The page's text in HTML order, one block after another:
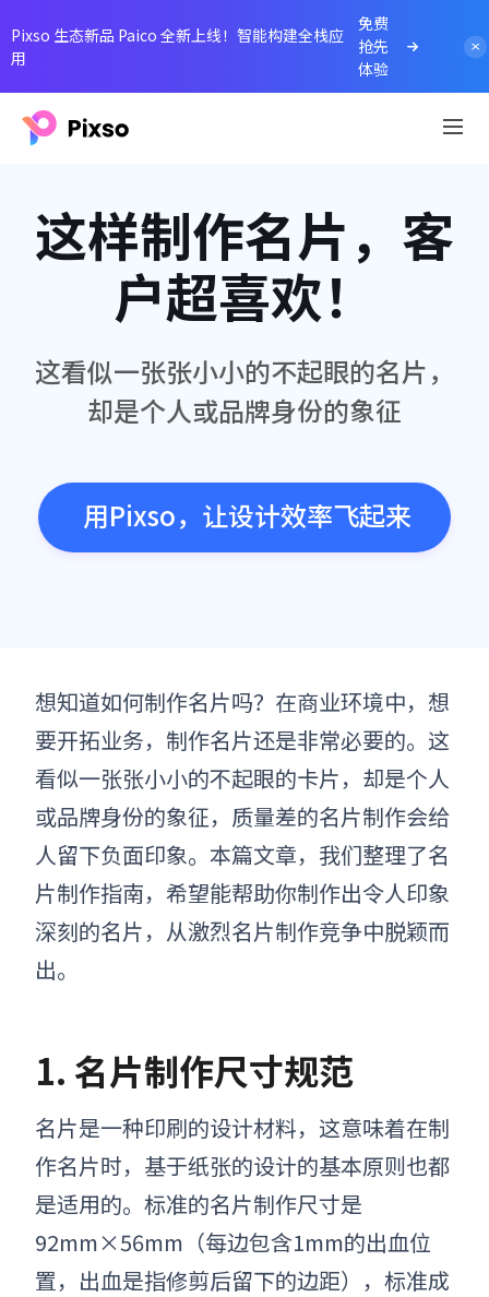
Pixso 生态新品 Paico 全新上线！智能构建全栈应
用
免费
抢先
体验
这样制作名片，客
户超喜欢！
这看似一张张小小的不起眼的名片，
却是个人或品牌身份的象征
用Pixso，让设计效率飞起来
想知道如何制作名片吗？在商业环境中，想
要开拓业务， 制作名片还是非常必要的。这
看似一张张小小的不起眼的卡片，却是个人
或品牌身份的象征，质量差的名片制作会给
人留下负面印象。本篇文章，我们整理了名
片制作指南，希望能帮助你制作出令人印象
深刻的名片，从激烈名片制作竞争中脱颖而
出。
1. 名片制作尺寸规范
名片是一种印刷的设计材料，这意味着在制
作名片时，基于纸张的设计的基本原则也都
是适用的。标准的名片制作尺寸是
92mm×56mm（每边包含1mm的出血位
置，出血是指修剪后留下的边距），标准成